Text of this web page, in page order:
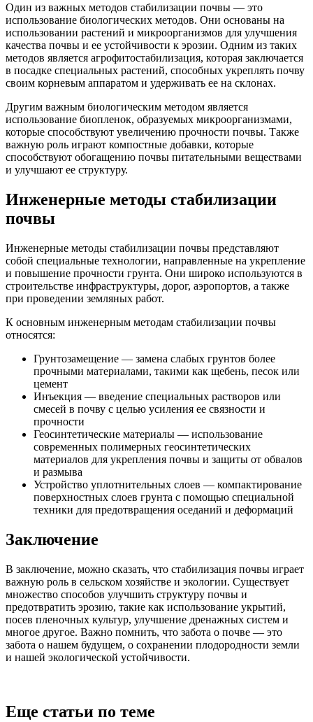
Один из важных методов стабилизации почвы — это
использование биологических методов. Они основаны на
использовании растений и микроорганизмов для улучшения
качества почвы и ее устойчивости к эрозии. Одним из таких
методов является агрофитостабилизация, которая заключается
в посадке специальных растений, способных укреплять почву
своим корневым аппаратом и удерживать ее на склонах.
Другим важным биологическим методом является
использование биопленок, образуемых микроорганизмами,
которые способствуют увеличению прочности почвы. Также
важную роль играют компостные добавки, которые
способствуют обогащению почвы питательными веществами
и улучшают ее структуру.
Инженерные методы стабилизации
почвы
Инженерные методы стабилизации почвы представляют
собой специальные технологии, направленные на укрепление
и повышение прочности грунта. Они широко используются в
строительстве инфраструктуры, дорог, аэропортов, а также
при проведении земляных работ.
К основным инженерным методам стабилизации почвы
относятся:
Грунтозамещение — замена слабых грунтов более
прочными материалами, такими как щебень, песок или
цемент
Инъекция — введение специальных растворов или
смесей в почву с целью усиления ее связности и
прочности
Геосинтетические материалы — использование
современных полимерных геосинтетических
материалов для укрепления почвы и защиты от обвалов
и размыва
Устройство уплотнительных слоев — компактирование
поверхностных слоев грунта с помощью специальной
техники для предотвращения оседаний и деформаций
Заключение
В заключение, можно сказать, что стабилизация почвы играет
важную роль в сельском хозяйстве и экологии. Существует
множество способов улучшить структуру почвы и
предотвратить эрозию, такие как использование укрытий,
посев пленочных культур, улучшение дренажных систем и
многое другое. Важно помнить, что забота о почве — это
забота о нашем будущем, о сохранении плодородности земли
и нашей экологической устойчивости.
Еще статьи по теме